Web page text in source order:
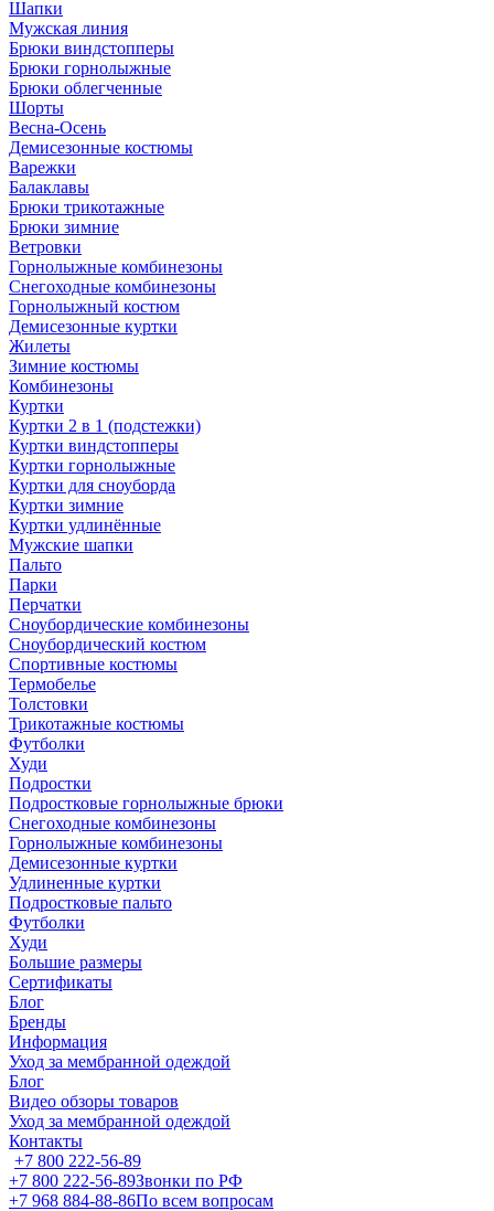
Шапки
Мужская линия
Брюки виндстопперы
Брюки горнолыжные
Брюки облегченные
Шорты
Весна-Осень
Демисезонные костюмы
Варежки
Балаклавы
Брюки трикотажные
Брюки зимние
Ветровки
Горнолыжные комбинезоны
Снегоходные комбинезоны
Горнолыжный костюм
Демисезонные куртки
Жилеты
Зимние костюмы
Комбинезоны
Куртки
Куртки 2 в 1 (подстежки)
Куртки виндстопперы
Куртки горнолыжные
Куртки для сноуборда
Куртки зимние
Куртки удлинённые
Мужские шапки
Пальто
Парки
Перчатки
Сноубордические комбинезоны
Сноубордический костюм
Спортивные костюмы
Термобелье
Толстовки
Трикотажные костюмы
Футболки
Худи
Подростки
Подростковые горнолыжные брюки
Снегоходные комбинезоны
Горнолыжные комбинезоны
Демисезонные куртки
Удлиненные куртки
Подростковые пальто
Футболки
Худи
Большие размеры
Сертификаты
Блог
Бренды
Информация
Уход за мембранной одеждой
Блог
Видео обзоры товаров
Уход за мембранной одеждой
Контакты
+7 800 222-56-89
+7 800 222-56-89Звонки по РФ
+7 968 884-88-86По всем вопросам